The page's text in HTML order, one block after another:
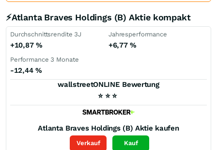
⚡Atlanta Braves Holdings (B) Aktie kompakt
Durchschnittsrendite 3J
+10,87 %
Jahresperformance
+6,77%
Performance 3 Monate
-12,44 %
wallstreetONLINE Bewertung
⭐ ⭐ ⭐
Atlanta Braves Holdings (B) Aktie kaufen
Verkauf Kauf